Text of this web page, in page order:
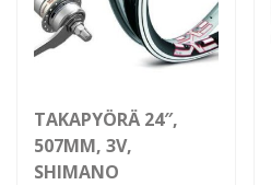
TAKAPYÖRÄ 24″,
507MM, 3V,
SHIMANO